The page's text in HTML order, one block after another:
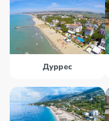
Дуррес